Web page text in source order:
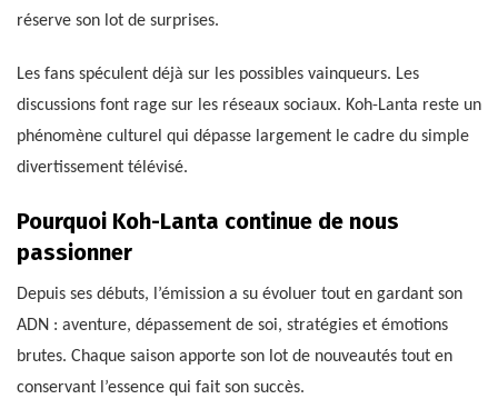
réserve son lot de surprises.
Les fans spéculent déjà sur les possibles vainqueurs. Les
discussions font rage sur les réseaux sociaux. Koh-Lanta reste un
phénomène culturel qui dépasse largement le cadre du simple
divertissement télévisé.
Pourquoi Koh-Lanta continue de nous
passionner
Depuis ses débuts, l’émission a su évoluer tout en gardant son
ADN : aventure, dépassement de soi, stratégies et émotions
brutes. Chaque saison apporte son lot de nouveautés tout en
conservant l’essence qui fait son succès.